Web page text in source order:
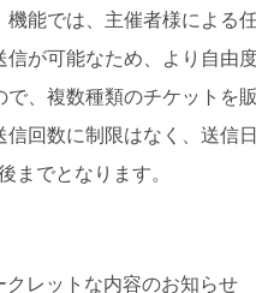
能では、主催者様による
が可能なため、より自由
、複数種類のチケットを
回数に制限はなく、送信
までとなります。
レットな内容のお知らせ